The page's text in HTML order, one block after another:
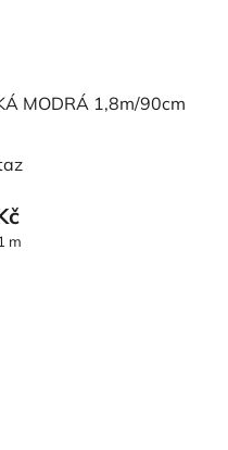
MODRÁ 1,8m/90cm
m